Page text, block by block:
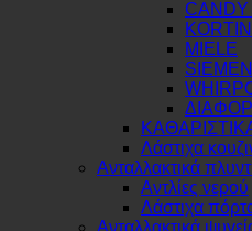
CANDY
MIELE
Λάστιχα
Ανταλλακτικά
Αντλίες νερού
Λάστιχα